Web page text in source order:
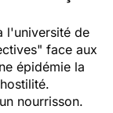
l'université de
face aux
épidémie la
nourrisson.